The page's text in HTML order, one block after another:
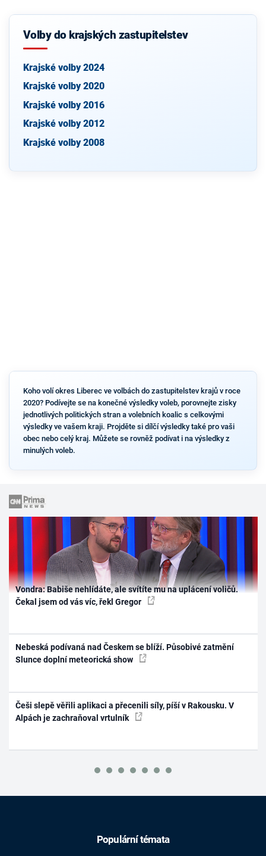
Volby do krajských zastupitelstev
Krajské volby 2024
Krajské volby 2020
Krajské volby 2016
Krajské volby 2012
Krajské volby 2008
Koho volí okres Liberec ve volbách do zastupitelstev krajů v roce
2020? Podívejte se na konečné výsledky voleb, porovnejte zisky
jednotlivých politických stran a volebních koalic s celkovými
výsledky ve vašem kraji. Projděte si dílčí výsledky také pro vaši
obec nebo celý kraj. Můžete se rovněž podívat i na výsledky z
minulých voleb.
Vondra: Babiše nehlídáte, ale svítíte mu na uplácení voličů.
Čekal jsem od vás víc, řekl Gregor
Nebeská podívaná nad Českem se blíží. Působivé zatmění
Slunce doplní meteorická show
Češi slepě věřili aplikaci a přecenili síly, píší v Rakousku. V
Alpách je zachraňoval vrtulník
Populární témata